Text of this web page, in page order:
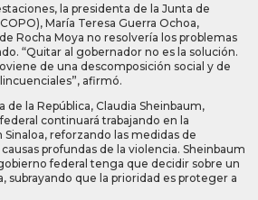
la presidenta de la Junta de
María Teresa Guerra Ochoa,
Rocha Moya no resolvería los problemas
“Quitar al gobernador no es la solución.
de una descomposición social y de
afirmó.
de la República, Claudia Sheinbaum,
continuará trabajando en la
reforzando las medidas de
profundas de la violencia. Sheinbaum
federal tenga que decidir sobre un
subrayando que la prioridad es proteger a